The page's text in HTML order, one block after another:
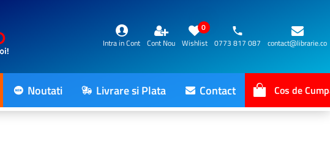
Intra in Cont Cont Nou Wishlist
0
0773 817 087
contact@librarie.co
Noutati Livrare si Plata Contact Cos de